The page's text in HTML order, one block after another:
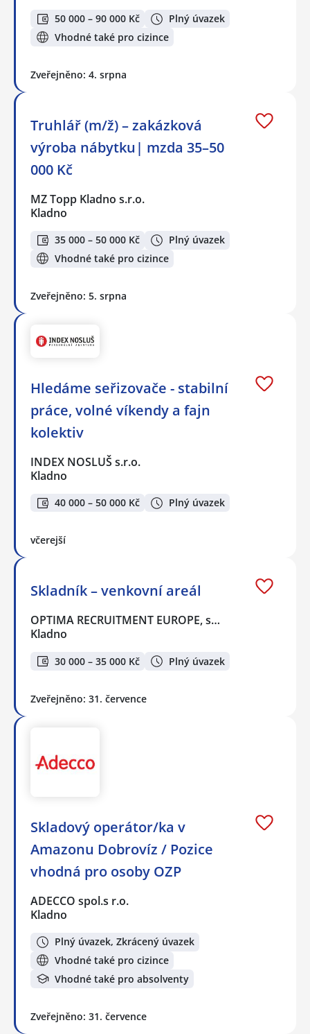
50 000 – 90 000 Kč
Plný úvazek
Vhodné také pro cizince
Zveřejněno: 4. srpna
Truhlář (m/ž) – zakázková
výroba nábytku| mzda 35–50
000 Kč
MZ Topp Kladno s.r.o.
Kladno
35 000 – 50 000 Kč
Plný úvazek
Vhodné také pro cizince
Zveřejněno: 5. srpna
Hledáme seřizovače - stabilní
práce, volné víkendy a fajn
kolektiv
INDEX NOSLUŠ s.r.o.
Kladno
40 000 – 50 000 Kč Plný úvazek
včerejší
Skladník – venkovní areál
OPTIMA RECRUITMENT EUROPE, s…
Kladno
30 000 – 35 000 Kč Plný úvazek
Zveřejněno: 31. července
Skladový operátor/ka v
Amazonu Dobrovíz / Pozice
vhodná pro osoby OZP
ADECCO spol.s r.o.
Kladno
Plný úvazek, Zkrácený úvazek
Vhodné také pro cizince
Vhodné také pro absolventy
Zveřejněno: 31. července